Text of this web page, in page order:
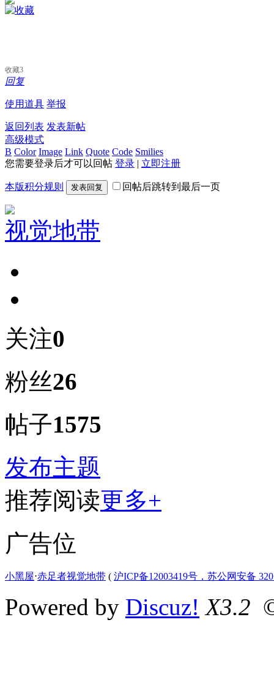
收藏3
回复
使用道具 举报
返回列表 发表新帖
高级模式
B Color Image Link Quote Code Smilies
您需要登录后才可以回帖 登录 | 立即注册
本版积分规则 发表回复 回帖后跳转到最后一页
视觉地带
关注0
粉丝26
帖子1575
发布主题
推荐阅读更多+
广告位
小黑屋⋅赤足者视觉地带 ( 沪ICP备12003419号，苏公网安备
Powered by Discuz! X3.2